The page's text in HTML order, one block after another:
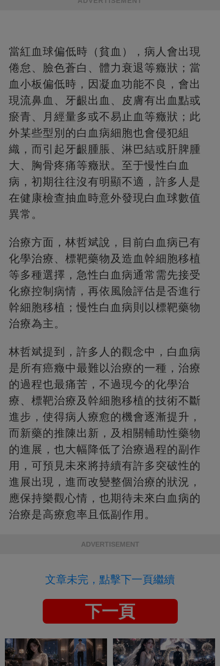
當紅血球偏低時（貧血），病人會出現
倦怠、臉色蒼白、體力衰退等癥狀；當
血小板偏低時，因凝血功能不良，會出
現流鼻血、牙齦出血、皮膚有出血點或
瘀青、月經量多或不易止血等癥狀；此
外某些型別的白血病細胞也會侵犯組
織，而引起牙齦腫脹、淋巴結或肝脾腫
大、胸骨疼痛等癥狀。至于慢性白血
病，初期往往沒有明顯不適，許多人是
在健康檢查抽血時意外發現白血球數值
異常。
治療方面，林哲斌說，目前白血病已有
化學治療、標靶藥物及造血幹細胞移植
等多種選擇，急性白血病通常需先接受
化療控制病情，再依風險評估是否進行
幹細胞移植；慢性白血病則以標靶藥物
治療為主。
林哲斌提到，許多人的觀念中，白血病
是所有癌癥中最難以治療的一種，治療
的過程也最痛苦，不過現今的化學治
療、標靶治療及幹細胞移植的技術不斷
進步，使得病人療愈的機會逐漸提升，
而新藥的推陳出新，及相關輔助性藥物
的進展，也大幅降低了治療過程的副作
用，可預見未來將持續有許多突破性的
進展出現，進而改變整個治療的狀況，
應保持樂觀心情，也期待未來白血病的
治療是高療愈率且低副作用。
ADVERTISEMENT
文章未完，點擊下一頁繼續
下一頁